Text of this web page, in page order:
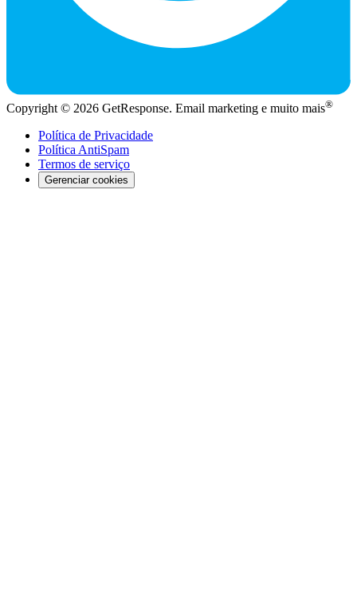
Copyright © 2026 GetResponse. Email marketing e muito mais®
Política de Privacidade
Política AntiSpam
Termos de serviço
Gerenciar cookies